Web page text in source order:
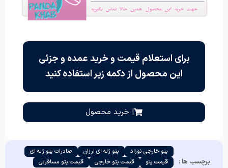
برای استعلام قیمت و خرید عمده و جزئی
این محصول از دکمه زیر استفاده کنید
| خرید محصول
برچسب ها :
پتو خارجی نوزاد پتو ژله ای ارزان
صادرات پتو ژله ای
قیمت پتو
قیمت پتو خارجی
قیمت پتو مسافرتی